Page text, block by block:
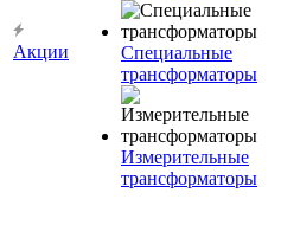
Акции
Специальные
трансформаторы
Измерительные
трансформаторы